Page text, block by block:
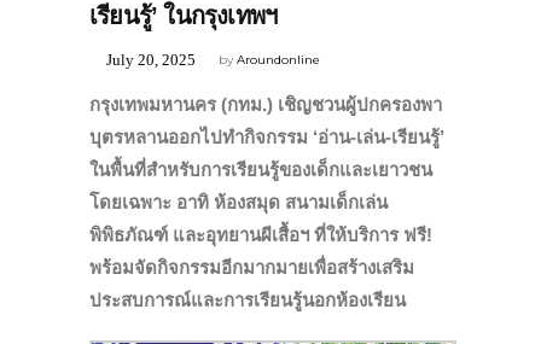
เรียนรู้’ ในกรุงเทพฯ
byAroundonline
July 20, 2025
กรุงเทพมหานคร (กทม.) เชิญชวนผู้ปกครองพา
บุตรหลานออกไปทำกิจกรรม ‘อ่าน-เล่น-เรียนรู้’
ในพื้นที่สำหรับการเรียนรู้ของเด็กและเยาวชน
โดยเฉพาะ อาทิ ห้องสมุด สนามเด็กเล่น
พิพิธภัณฑ์ และอุทยานผีเสื้อฯ ที่ให้บริการ ฟรี!
พร้อมจัดกิจกรรมอีกมากมายเพื่อสร้างเสริม
ประสบการณ์และการเรียนรู้นอกห้องเรียน